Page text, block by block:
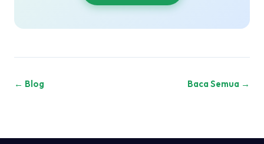
← Blog Baca Semua →